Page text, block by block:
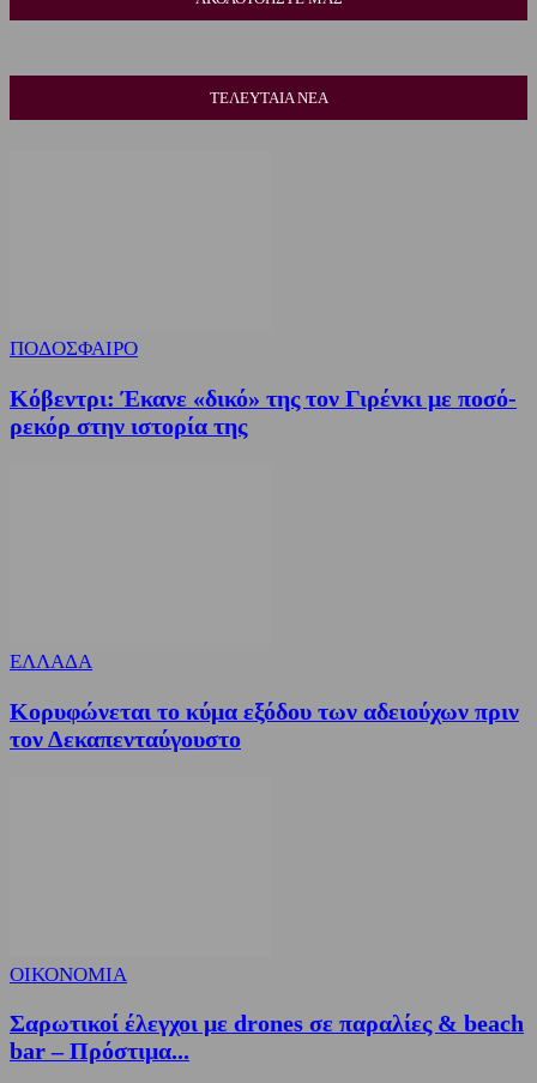
ΤΕΛΕΥΤΑΙΑ ΝΕΑ
ΠΟΔΟΣΦΑΙΡΟ
Κόβεντρι: Έκανε «δικό» της τον Γιρένκι με ποσό-
ρεκόρ στην ιστορία της
ΕΛΛΑΔΑ
Κορυφώνεται το κύμα εξόδου των αδειούχων πριν
τον Δεκαπενταύγουστο
ΟΙΚΟΝΟΜΙΑ
Σαρωτικοί έλεγχοι με drones σε παραλίες & beach
bar – Πρόστιμα...